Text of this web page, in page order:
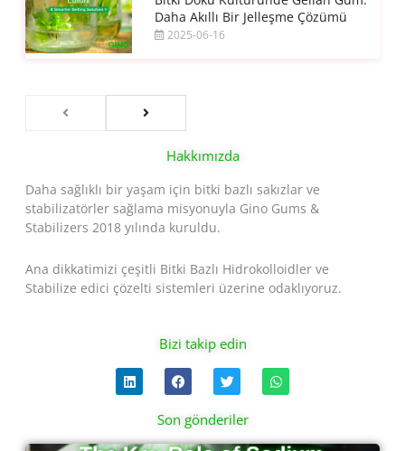
Daha Akıllı Bir Jelleşme Çözümü
2025-06-16
Hakkımızda
Daha sağlıklı bir yaşam için bitki bazlı sakızlar ve
stabilizatörler sağlama misyonuyla Gino Gums &
Stabilizers 2018 yılında kuruldu.
Ana dikkatimizi çeşitli Bitki Bazlı Hidrokolloidler ve
Stabilize edici çözelti sistemleri üzerine odaklıyoruz.
Bizi takip edin
L
i
n
d
F
a
c
e
b
o
T
w
i
t
t
e
W
h
a
a
Son gönderiler